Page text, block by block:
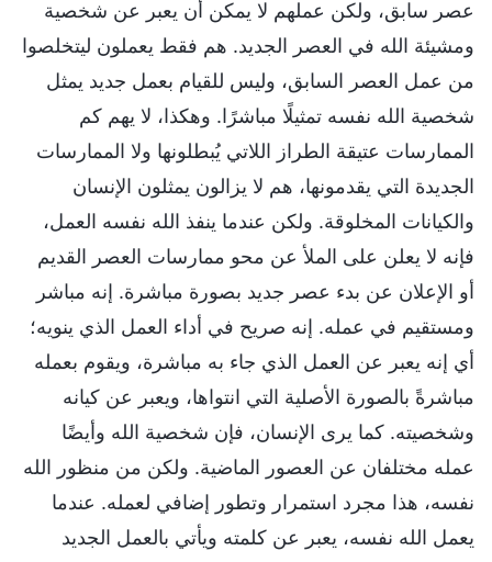
عصر سابق، ولكن عملهم لا يمكن أن يعبر عن شخصية
ومشيئة الله في العصر الجديد. هم فقط يعملون ليتخلصوا
من عمل العصر السابق، وليس للقيام بعمل جديد يمثل
شخصية الله نفسه تمثيلًا مباشرًا. وهكذا، لا يهم كم
الممارسات عتيقة الطراز اللاتي يُبطلونها ولا الممارسات
الجديدة التي يقدمونها، هم لا يزالون يمثلون الإنسان
والكيانات المخلوقة. ولكن عندما ينفذ الله نفسه العمل،
فإنه لا يعلن على الملأ عن محو ممارسات العصر القديم
أو الإعلان عن بدء عصر جديد بصورة مباشرة. إنه مباشر
ومستقيم في عمله. إنه صريح في أداء العمل الذي ينويه؛
أي إنه يعبر عن العمل الذي جاء به مباشرة، ويقوم بعمله
مباشرةً بالصورة الأصلية التي انتواها، ويعبر عن كيانه
وشخصيته. كما يرى الإنسان، فإن شخصية الله وأيضًا
عمله مختلفان عن العصور الماضية. ولكن من منظور الله
نفسه، هذا مجرد استمرار وتطور إضافي لعمله. عندما
يعمل الله نفسه، يعبر عن كلمته ويأتي بالعمل الجديد